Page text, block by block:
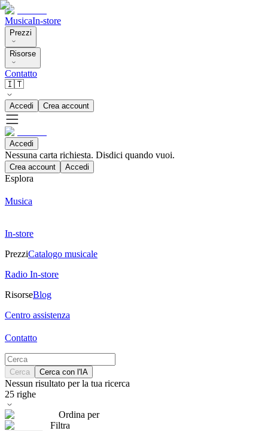
MusicaIn-store
Prezzi
Risorse
Contatto
🇮🇹
Accedi Crea account
Accedi
Nessuna carta richiesta. Disdici quando vuoi.
Crea account Accedi
Esplora
Musica
In-store
PrezziCatalogo musicale
Radio In-store
RisorseBlog
Centro assistenza
Contatto
Cerca Cerca con l'IA
Nessun risultato per la tua ricerca
25 righe
Ordina per
Filtra